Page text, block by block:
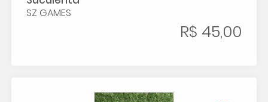
SZ GAMES
R$ 45,00